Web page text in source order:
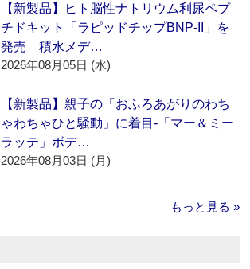
【新製品】ヒト脳性ナトリウム利尿ペプ
チドキット「ラピッドチップBNP-II」を
発売 積水メデ…
2026年08月05日 (水)
【新製品】親子の「おふろあがりのわち
ゃわちゃひと騒動」に着目‐「マー＆ミー
ラッテ」ボデ…
2026年08月03日 (月)
もっと見る »